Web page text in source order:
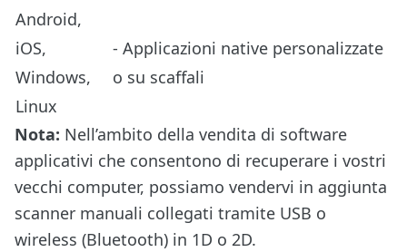
Android,
iOS,
Windows,
Linux
- Applicazioni native personalizzate
o su scaffali
Nota: Nell’ambito della vendita di software
applicativi che consentono di recuperare i vostri
vecchi computer, possiamo vendervi in aggiunta
scanner manuali collegati tramite USB o
wireless (Bluetooth) in 1D o 2D.